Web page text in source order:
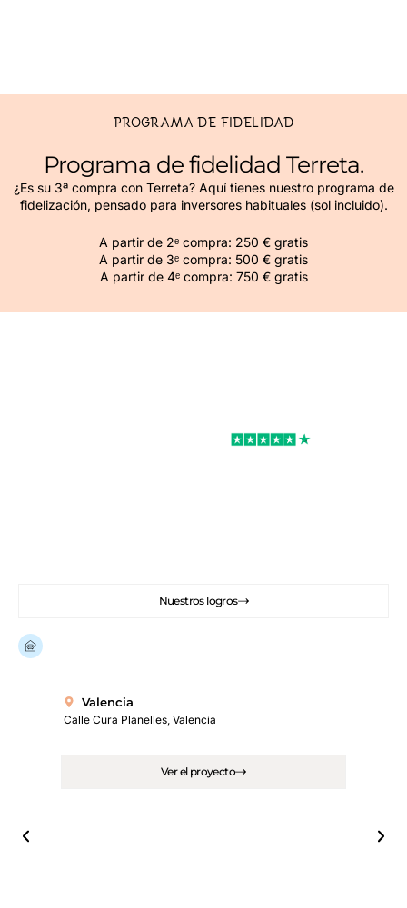
PROGRAMA DE FIDELIDAD
Programa de fidelidad Terreta.
¿Es su 3ª compra con Terreta? Aquí tienes nuestro programa de
fidelización, pensado para inversores habituales (sol incluido).
A partir de 2ᵉ compra: 250 € gratis
A partir de 3ᵉ compra: 500 € gratis
A partir de 4ᵉ compra: 750 € gratis
Nuestros logros
Valencia
Calle Cura Planelles, Valencia
Ver el proyecto